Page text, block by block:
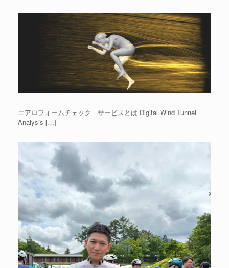
エアロフォームチェック サービスとは Digital Wind Tunnel
Analysis […]